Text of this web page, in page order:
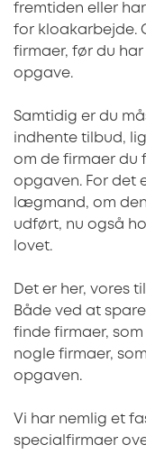
fremtiden eller
for kloakarbejde.
firmaer, før du
opgave.
Samtidig er du
indhente tilbud,
om de firmaer du
opgaven. For det
lægmand, om
udført, nu også
lovet.
Det er her, vores
Både ved at
finde firmaer,
nogle firmaer,
opgaven.
Vi har nemlig et
specialfirmaer